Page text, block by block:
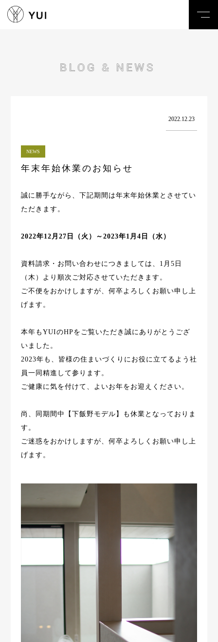
2022.12.23
NEWS
年末年始休業のお知らせ
誠に勝手ながら、下記期間は年末年始休業とさせてい
ただきます。
2022年12月27日（火）～2023年1月4日（水）
資料請求・お問い合わせにつきましては、1月5日
（木）より順次ご対応させていただきます。
ご不便をおかけしますが、何卒よろしくお願い申し上
げます。
本年もYUIのHPをご覧いただき誠にありがとうござ
いました。
2023年も、皆様の住まいづくりにお役に立てるよう社
員一同精進して参ります。
ご健康に気を付けて、よいお年をお迎えください。
尚、同期間中【下飯野モデル】も休業となっておりま
す。
ご迷惑をおかけしますが、何卒よろしくお願い申し上
げます。